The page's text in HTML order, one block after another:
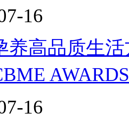
16
养高品质生
16